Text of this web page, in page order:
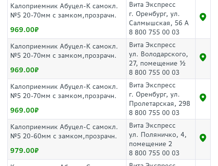
Калоприемник Абуцел-К самокл.
№5 20-70мм с замком,прозрачн.
969.00
Вита Экспресс
г. Оренбург, ул.
Салмышская, 56 А
8 800 755 00 03
Калоприемник Абуцел-К самокл.
№5 20-70мм с замком,прозрачн.
969.00
Вита Экспресс
ул. Володарского,
27, помещение ½
8 800 755 00 03
Калоприемник Абуцел-К самокл.
№5 20-70мм с замком,прозрачн.
969.00
Вита Экспресс
г. Оренбург, ул.
Пролетарская, 298
8 800 755 00 03
Калоприемник Абуцел-С самокл.
№5 20-60мм с замком,прозрачн.
979.00
Вита Экспресс
ул. Поляничко, 4,
помещение 2
8 800 755 00 03